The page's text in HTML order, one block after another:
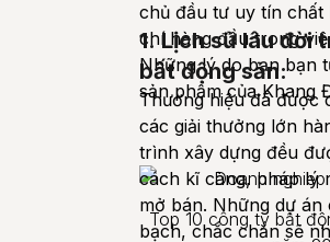
chủ đầu tư uy tín chất
chí hàng đầu trong
Những lý do bạn bạn
sản phẩm của Khang
1. Lịch sử lâu đời
bất động sản:
Thương hiệu đã được
các giải thưởng lớn
trình xây dựng đều
cách kĩ càng, pháp lý
mở bán. Những dự
bạch, chắc chắn sẽ
Top 10 công ty bất